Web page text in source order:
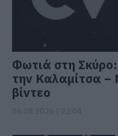
Φωτιά στη
την Καλαμίτσα –
βίντεο